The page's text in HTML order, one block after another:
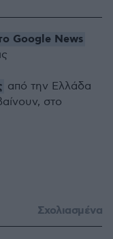
Google News
από την Ελλάδα
στο
Σχολιασμένα